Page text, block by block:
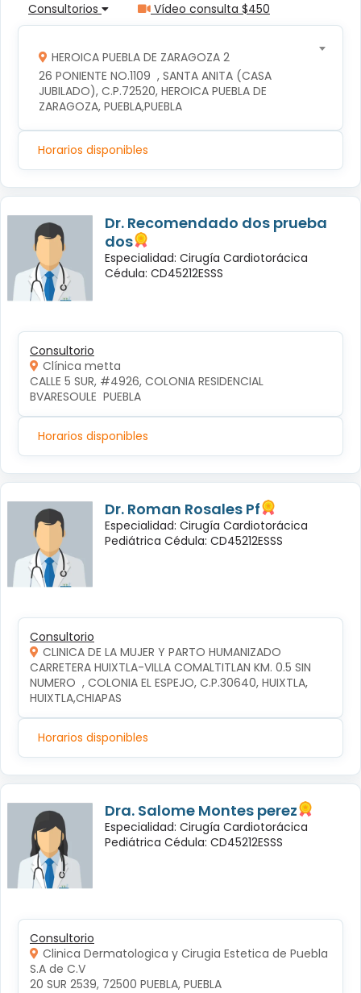
Consultorios Vídeo consulta $450
HEROICA PUEBLA DE ZARAGOZA 2
26 PONIENTE NO.1109  , SANTA ANITA (CASA
JUBILADO), C.P.72520, HEROICA PUEBLA DE
ZARAGOZA, PUEBLA,PUEBLA
Horarios disponibles
Dr. Recomendado dos prueba
dos
Especialidad: Cirugía Cardiotorácica
Cédula: CD45212ESSS
Consultorio
Clínica metta
CALLE 5 SUR, #4926, COLONIA RESIDENCIAL
BVARESOULE  PUEBLA
Horarios disponibles
Dr. Roman Rosales Pf
Especialidad: Cirugía Cardiotorácica
Pediátrica Cédula: CD45212ESSS
Consultorio
CLINICA DE LA MUJER Y PARTO HUMANIZADO
CARRETERA HUIXTLA-VILLA COMALTITLAN KM. 0.5 SIN
NUMERO  , COLONIA EL ESPEJO, C.P.30640, HUIXTLA,
HUIXTLA,CHIAPAS
Horarios disponibles
Dra. Salome Montes perez
Especialidad: Cirugía Cardiotorácica
Pediátrica Cédula: CD45212ESSS
Consultorio
Clinica Dermatologica y Cirugia Estetica de Puebla
S.A de C.V
20 SUR 2539, 72500 PUEBLA, PUEBLA